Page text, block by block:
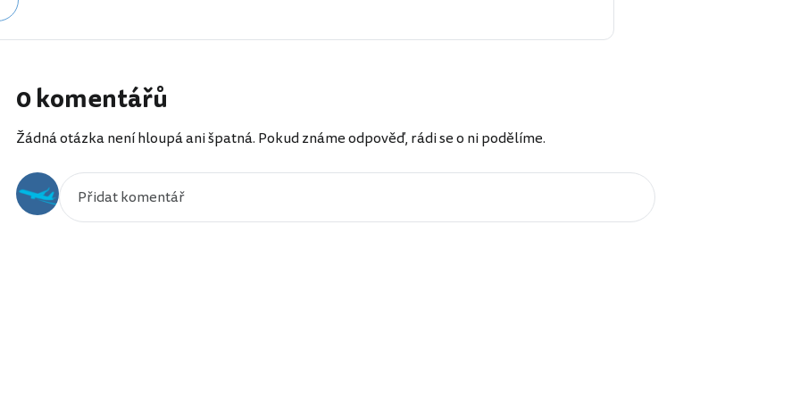
0 komentářů
Žádná otázka není hloupá ani špatná. Pokud známe odpověď, rádi se o ni podělíme.